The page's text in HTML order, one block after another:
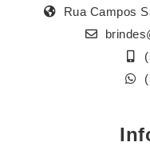
Rua Campos